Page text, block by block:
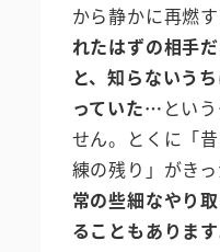
から静かに再燃
れたはずの相手
と、知らないう
っていた… とい
せん。とくに「
練の残り」がき
常の些細なやり
ることもあります